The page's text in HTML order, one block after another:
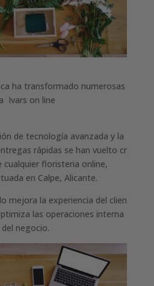
ha transformado numerosas
Ivars on line
de tecnología avanzada y la
rápidas se han vuelto cr
cualquier floristeria online,
en Calpe, Alicante.
mejora la experiencia del clien
las operaciones interna
negocio.